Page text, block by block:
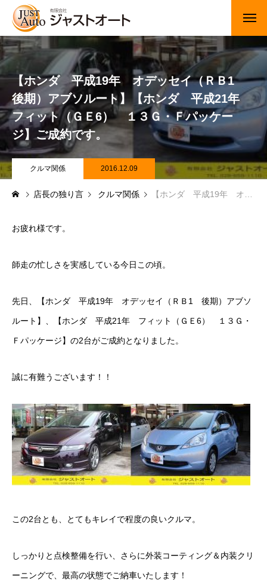
トップページ
新車
中古車・未使用車
JUジャナイト在庫情報
Gooネット在庫情報
カーセンサー在庫情報
車検・定期点検
部品の取り付け
各種作業料金
おすすめ
ボディコーティング・艶出し・磨き
部品の取り付け
オイル交換
ジャストオートのカーリース
カーリースとは？
【ホンダ 平成19年 オデッセイ（ＲＢ1
後期）アブソルート】【ホンダ 平成21年
フィット（ＧＥ6） １３Ｇ・Ｆパッケー
ジ】ご成約です。
クルマ関係 2016.12.09
店長の独り言 クルマ関係 【ホンダ 平成19年 オデッセイ（ＲＢ1 後期）アブソルート】【ホンダ 平成21年 フィット（ＧＥ6） １３Ｇ・Ｆパッケージ】ご成約です。
お疲れ様です。
師走の忙しさを実感している今日この頃。
先日、【ホンダ 平成19年 オデッセイ（ＲＢ1 後期）アブソ
ルート】、【ホンダ 平成21年 フィット（ＧＥ6） １３Ｇ・
Ｆパッケージ】の2台がご成約となりました。
誠に有難うございます！！
この2台とも、とてもキレイで程度の良いクルマ。
しっかりと点検整備を行い、さらに外装コーティング＆内装クリ
ーニングで、最高の状態でご納車いたします！